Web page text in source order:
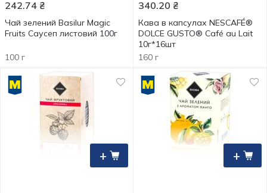
242.74 ₴
Чай зелений Basilur Magic
Fruits Саусеп листовий 100г
100 г
340.20 ₴
Кава в капсулах NESCAFÉ®
DOLCE GUSTO® Café au Lait
10г*16шт
160 г
+ +